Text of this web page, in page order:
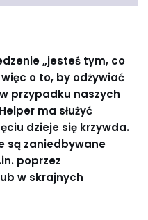
„jesteś tym, co
o to, by odżywiać
przypadku naszych
ma służyć
dzieje się krzywda.
są zaniedbywane
poprzez
w skrajnych